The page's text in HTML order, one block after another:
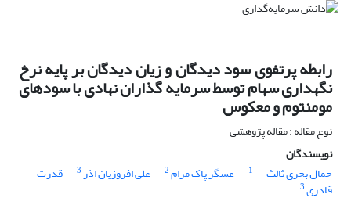
رابطه پرتفوی سود دیدگان و زیان دیدگان بر پایه نرخ
نگهداری سهام توسط سرمایه گذاران نهادی با سودهای
مومنتوم و معکوس
نوع مقاله : مقاله پژوهشی
نویسندگان
جمال بحری ثالث
1 عسگر پاک مرام2 علی افروزیان اذر3 قدرت
قادری3